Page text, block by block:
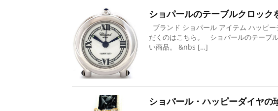
ショパールのテーブルクロッ
ブランド ショパール アイテム ハッピ
だくのはこちら。 ショパールのテーブ
い商品。 &nbs […]
ショパール・ハッピーダイヤ